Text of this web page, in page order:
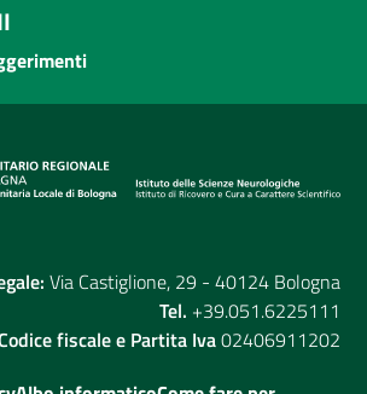
Via Castiglione, 29 - 40124 Bologna
Tel. +39.051.6225111
fiscale e Partita Iva02406911202